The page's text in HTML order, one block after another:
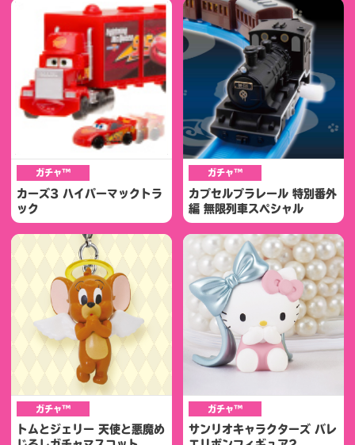
ガチャ™
カーズ3 ハイパーマックトラ
ック
ガチャ™
カプセルプラレール 特別番外
編 無限列車スペシャル
ガチャ™
トムとジェリー 天使と悪魔め
ガチャ™
サンリオキャラクターズ バレ